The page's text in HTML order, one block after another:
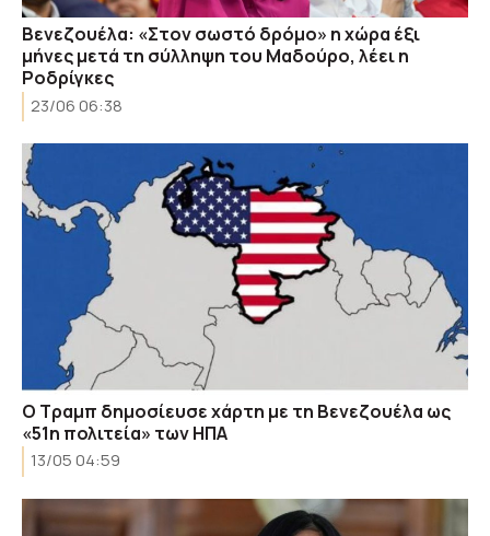
Βενεζουέλα: «Στον σωστό δρόμο» η χώρα έξι
μήνες μετά τη σύλληψη του Μαδούρο, λέει η
Ροδρίγκες
23/06 06:38
Ο Τραμπ δημοσίευσε χάρτη με τη Βενεζουέλα ως
«51η πολιτεία» των ΗΠΑ
13/05 04:59